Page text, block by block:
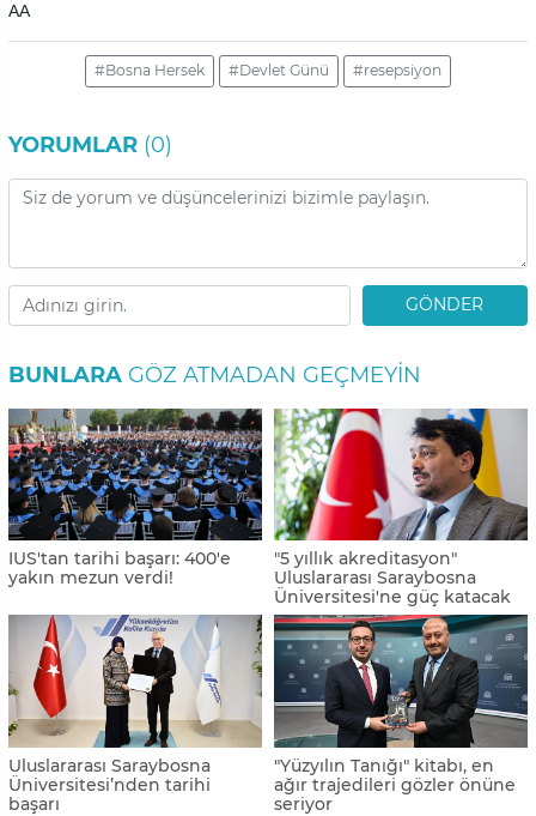
AA
#Bosna Hersek #Devlet Günü #resepsiyon
YORUMLAR (0)
GÖNDER
BUNLARA GÖZ ATMADAN GEÇMEYIN
IUS'tan tarihi başarı: 400'e
yakın mezun verdi!
"5 yıllık akreditasyon"
Uluslararası Saraybosna
Üniversitesi'ne güç katacak
Uluslararası Saraybosna
Üniversitesi’nden tarihi
başarı
"Yüzyılın Tanığı" kitabı, en
ağır trajedileri gözler önüne
seriyor